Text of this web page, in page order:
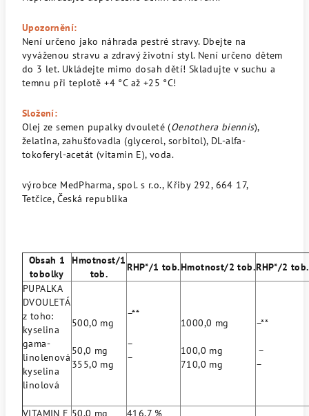
Upozornění:
Není určeno jako náhrada pestré stravy. Dbejte na
vyváženou stravu a zdravý životní styl. Není určeno dětem
do 3 let. Ukládejte mimo dosah dětí! Skladujte v suchu a
temnu při teplotě +4 °C až +25 °C!
Složení:
Olej ze semen pupalky dvouleté (Oenothera biennis),
želatina, zahušťovadla (glycerol, sorbitol), DL-alfa-
tokoferyl-acetát (vitamin E), voda.
výrobce MedPharma, spol. s r.o., Křiby 292, 664 17,
Tetčice, Česká republika
Obsah 1
tobolky
Hmotnost/1
tob.
RHP*/1 tob.Hmotnost/2 tob.RHP*/2 tob.
PUPALKA
DVOULETÁ
z toho:
kyselina
gama-
linolenová
kyselina
linolová
500,0 mg
50,0 mg
355,0 mg
–**
–
–
1000,0 mg
100,0 mg
710,0 mg
–**
–
–
VITAMIN E 50,0 mg 416,7 %